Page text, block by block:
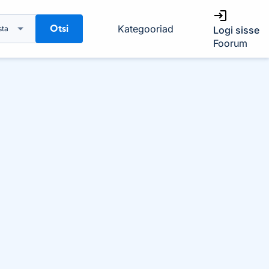
Otsi Kategooriad
Logi sisse
Foorum